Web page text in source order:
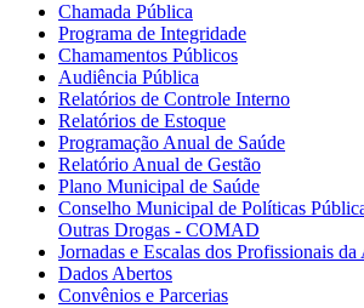
Chamada Pública
Programa de Integridade
Chamamentos Públicos
Audiência Pública
Relatórios de Controle Interno
Relatórios de Estoque
Programação Anual de Saúde
Relatório Anual de Gestão
Plano Municipal de Saúde
Conselho Municipal de Políticas
Outras Drogas - COMAD
Jornadas e Escalas dos Profissionais
Dados Abertos
Convênios e Parcerias